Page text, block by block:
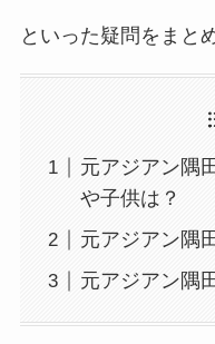
といった疑問をまと
元アジアン隅
や子供は？
元アジアン隅
元アジアン隅